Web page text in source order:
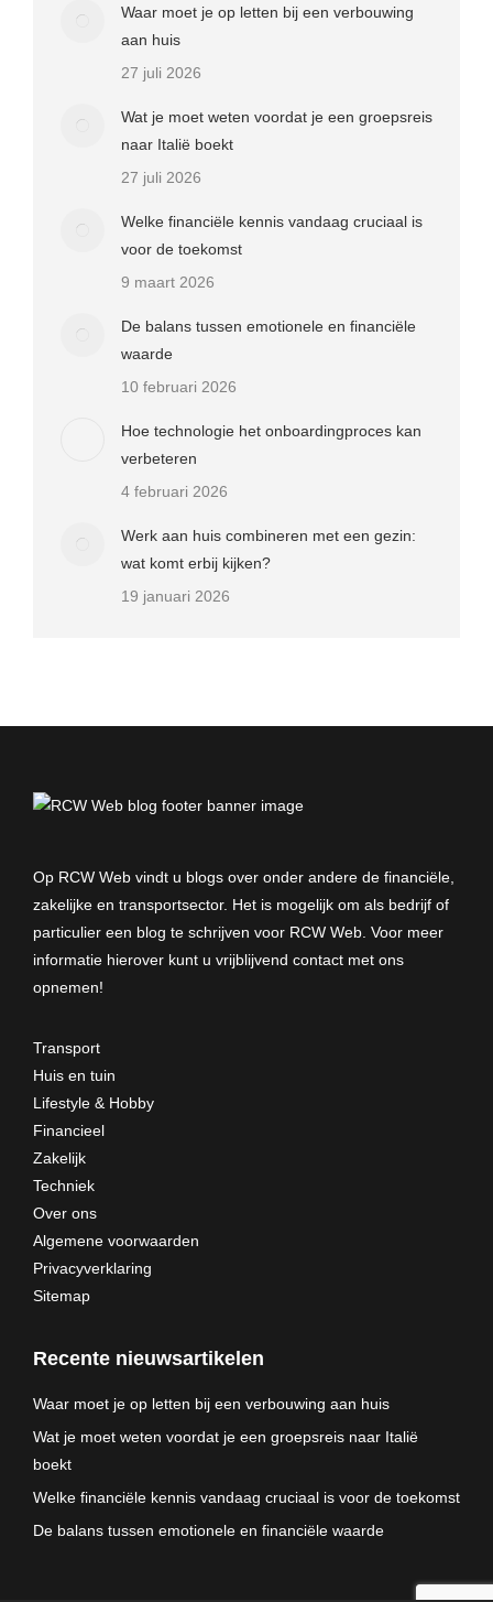
Waar moet je op letten bij een verbouwing
aan huis
27 juli 2026
Wat je moet weten voordat je een groepsreis
naar Italië boekt
27 juli 2026
Welke financiële kennis vandaag cruciaal is
voor de toekomst
9 maart 2026
De balans tussen emotionele en financiële
waarde
10 februari 2026
Hoe technologie het onboardingproces kan
verbeteren
4 februari 2026
Werk aan huis combineren met een gezin:
wat komt erbij kijken?
19 januari 2026
Op RCW Web vindt u blogs over onder andere de financiële,
zakelijke en transportsector. Het is mogelijk om als bedrijf of
particulier een blog te schrijven voor RCW Web. Voor meer
informatie hierover kunt u vrijblijvend contact met ons
opnemen!
Transport
Huis en tuin
Lifestyle & Hobby
Financieel
Zakelijk
Techniek
Over ons
Algemene voorwaarden
Privacyverklaring
Sitemap
Recente nieuwsartikelen
Waar moet je op letten bij een verbouwing aan huis
Wat je moet weten voordat je een groepsreis naar Italië
boekt
Welke financiële kennis vandaag cruciaal is voor de toekomst
De balans tussen emotionele en financiële waarde